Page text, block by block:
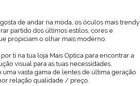
de andar na moda, os óculos mais trendy
partido dos últimos estilos, cores e
propiciam o olhar mais moderno.
ti na tua loja Mais Optica para encontrar a
visual para as tuas necessidades,
vasta gama de lentes de última geração
relação qualidade / preço.